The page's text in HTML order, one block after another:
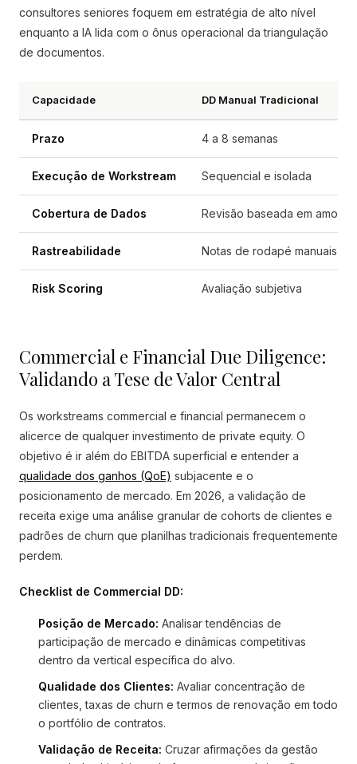
consultores seniores foquem em estratégia de alto nível
enquanto a IA lida com o ônus operacional da triangulação
de documentos.
Capacidade DD Manual Tradicional
Prazo 4 a 8 semanas
Execução de Workstream Sequencial e isolada
Cobertura de Dados Revisão baseada em
Rastreabilidade Notas de rodapé manuais
Risk Scoring Avaliação subjetiva
Commercial e Financial Due Diligence:
Validando a Tese de Valor Central
Os workstreams commercial e financial permanecem o
alicerce de qualquer investimento de private equity. O
objetivo é ir além do EBITDA superficial e entender a
qualidade dos ganhos (QoE) subjacente e o
posicionamento de mercado. Em 2026, a validação de
receita exige uma análise granular de cohorts de clientes e
padrões de churn que planilhas tradicionais frequentemente
perdem.
Checklist de Commercial DD:
Posição de Mercado: Analisar tendências de
participação de mercado e dinâmicas competitivas
dentro da vertical específica do alvo.
Qualidade dos Clientes: Avaliar concentração de
clientes, taxas de churn e termos de renovação em todo
o portfólio de contratos.
Validação de Receita: Cruzar afirmações da gestão